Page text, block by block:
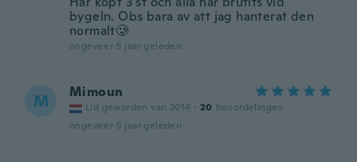
bygeln. Obs bara av att jag hanterat den
normalt🥲
ongeveer 5 jaar geleden
M Mimoun
Lid geworden van 2014 · 20 beoordelingen
ongeveer 5 jaar geleden